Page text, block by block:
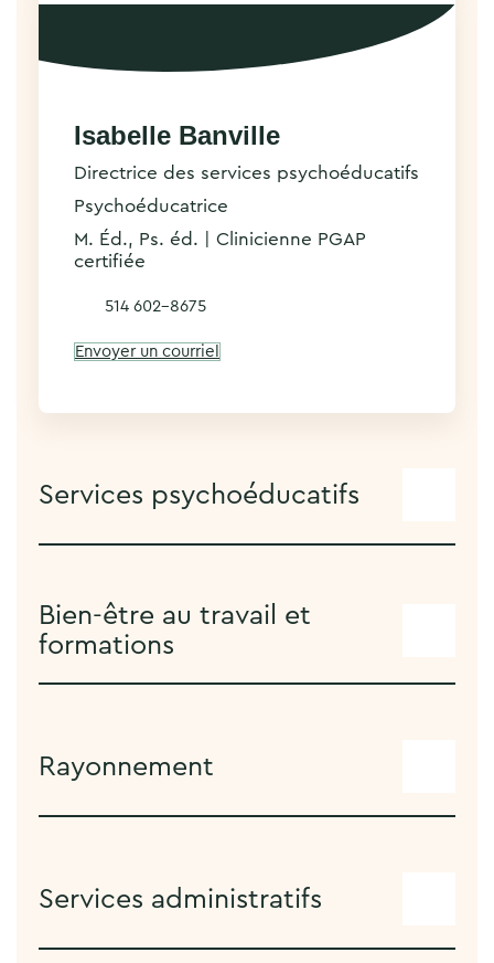
Isabelle Banville
Directrice des services psychoéducatifs
Psychoéducatrice
M. Éd., Ps. éd. | Clinicienne PGAP
certifiée
514 602-8675
Envoyer un courriel
Services psychoéducatifs
Bien-être au travail et
formations
Rayonnement
Services administratifs